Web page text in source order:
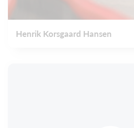
Henrik Korsgaard Hansen